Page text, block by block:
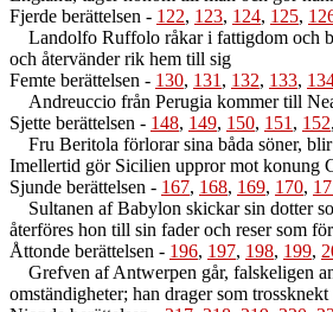
Fjerde berättelsen - 122, 123, 124, 125,
Landolfo Ruffolo råkar i fattigdom och
och återvänder rik hem till sig
Femte berättelsen - 130, 131 , 132, 133,
Andreuccio från Perugia kommer till
Sjette berättelsen - 148, 149, 150, 151 , 152,
Fru Beritola förlorar sina båda söner, blir
Imellertid gör Sicilien uppror mot konung
Sjunde berättelsen - 167, 168, 169, 170,
Sultanen af Babylon skickar sin dotter
återföres hon till sin fader och reser som
Åttonde berättelsen - 196, 197, 198, 199,
Grefven af Antwerpen går, falskeligen
omständigheter; han drager som